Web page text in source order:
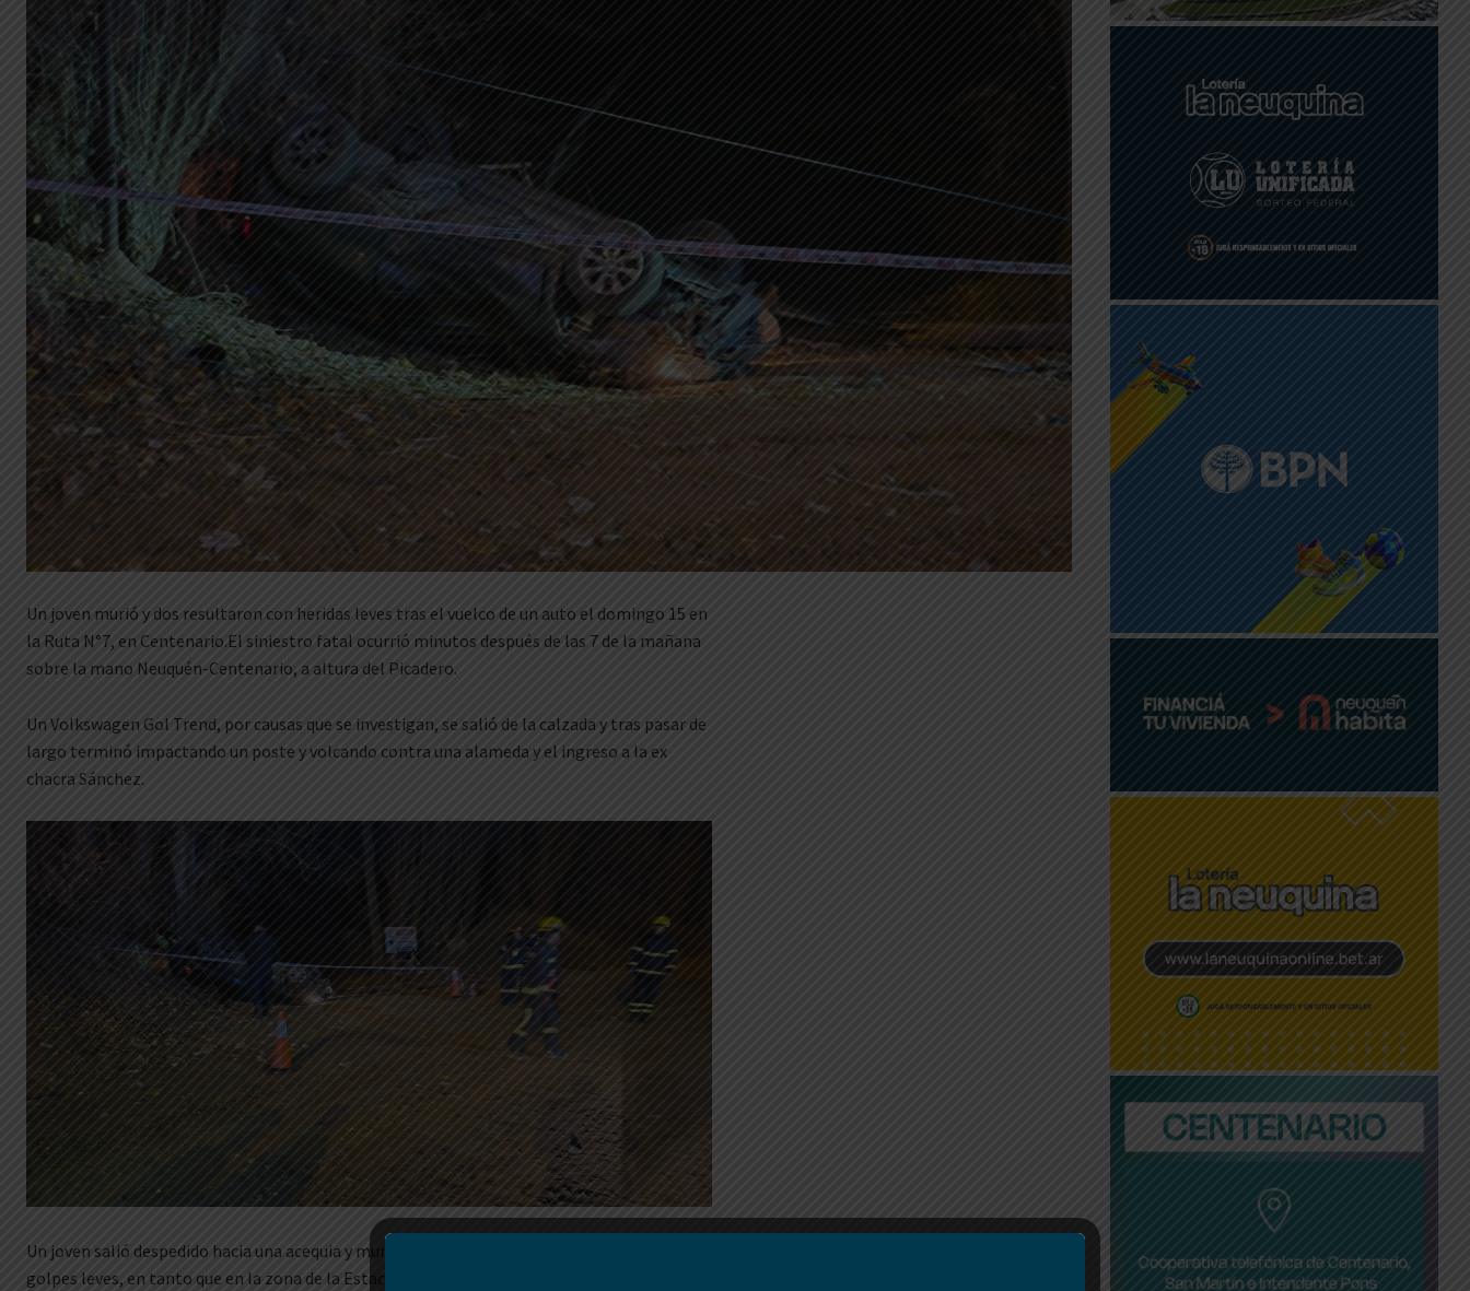
Un joven murió y dos resultaron con heridas leves tras el vuelco de un auto el domingo 15 en
la Ruta N°7, en Centenario.El siniestro fatal ocurrió minutos después de las 7 de la mañana
sobre la mano Neuquén-Centenario, a altura del Picadero.
Un Volkswagen Gol Trend, por causas que se investigan, se salió de la calzada y tras pasar de
largo terminó impactando un poste y volcando contra una alameda y el ingreso a la ex
chacra Sánchez.
Un joven salió despedido hacia una acequia y murió en el acto. Otro fue asistido y presentaba
golpes leves, en tanto que en la zona de la Estación Puma, pudieron hallar a otro joven con